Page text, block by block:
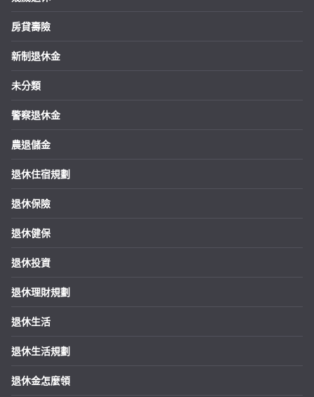
房貸壽險
新制退休金
未分類
警察退休金
農退儲金
退休住宿規劃
退休保險
退休健保
退休投資
退休理財規劃
退休生活
退休生活規劃
退休金怎麼領